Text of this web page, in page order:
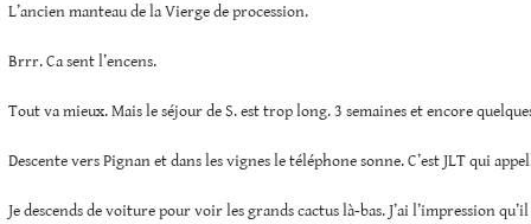
L’ancien manteau de la Vierge de procession.
Brrr. Ca sent l’encens.
Tout va mieux. Mais le séjour de S. est trop long. 3 semaines et encore
Descente vers Pignan et dans les vignes le téléphone sonne. C’est JLT qui
Je descends de voiture pour voir les grands cactus là-bas. J’ai l’impression